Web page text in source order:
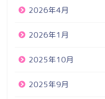
2026年4月
2026年1月
2025年10月
2025年9月